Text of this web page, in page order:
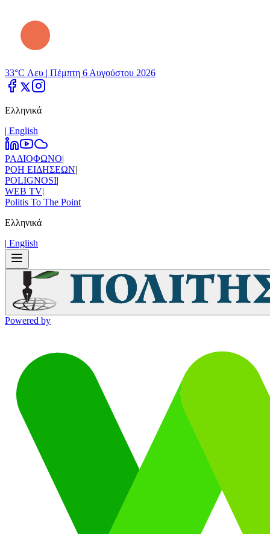
33°C Λευ | Πέμπτη 6 Αυγούστου 2026
Ελληνικά
| Εnglish
ΡΑΔΙΟΦΩΝΟ|
ΡΟΗ ΕΙΔΗΣΕΩΝ|
POLIGNOSI|
WEB TV|
Politis To The Point
Ελληνικά
| Εnglish
Powered by